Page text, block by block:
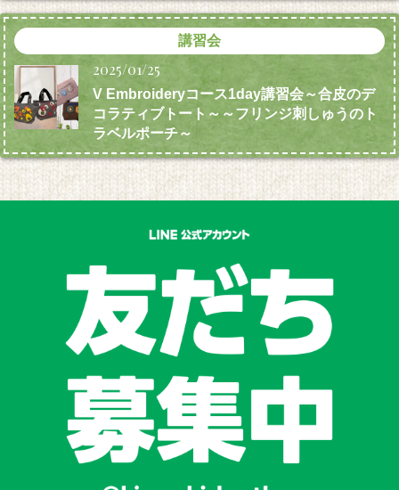
講習会
2025/01/25
V Embroideryコース1day講習会～合皮のデ
コラティブトート～～フリンジ刺しゅうのト
ラベルポーチ～